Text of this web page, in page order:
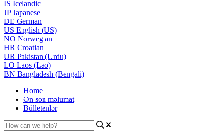
IS Icelandic
JPJapanese
DE German
US English (US)
NO Norwegian
HR Croatian
UR Pakistan (Urdu)
LO Laos (Lao)
BN Bangladesh (Bengali)
Home
Ən son məlumat
Bülletenlər